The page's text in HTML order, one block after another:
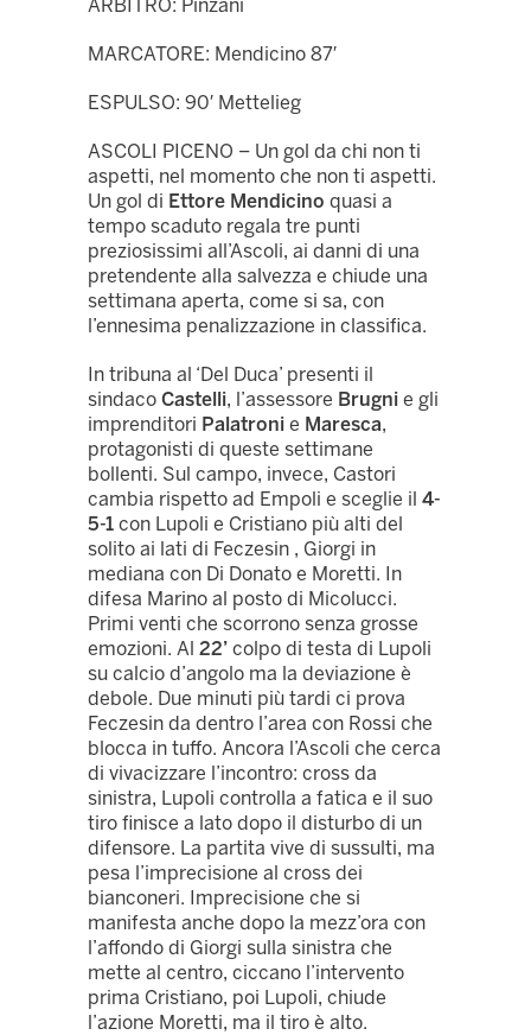
ARBITRO: Pinzani
MARCATORE: Mendicino 87′
ESPULSO: 90′ Mettelieg
ASCOLI PICENO – Un gol da chi non ti
aspetti, nel momento che non ti aspetti.
Un gol di Ettore Mendicino quasi a
tempo scaduto regala tre punti
preziosissimi all’Ascoli, ai danni di una
pretendente alla salvezza e chiude una
settimana aperta, come si sa, con
l’ennesima penalizzazione in classifica.
In tribuna al ‘Del Duca’ presenti il
sindaco Castelli, l’assessore Brugni e gli
imprenditori Palatroni e Maresca,
protagonisti di queste settimane
bollenti. Sul campo, invece, Castori
cambia rispetto ad Empoli e sceglie il 4-
5-1 con Lupoli e Cristiano più alti del
solito ai lati di Feczesin , Giorgi in
mediana con Di Donato e Moretti. In
difesa Marino al posto di Micolucci.
Primi venti che scorrono senza grosse
emozioni. Al 22’ colpo di testa di Lupoli
su calcio d’angolo ma la deviazione è
debole. Due minuti più tardi ci prova
Feczesin da dentro l’area con Rossi che
blocca in tuffo. Ancora l’Ascoli che cerca
di vivacizzare l’incontro: cross da
sinistra, Lupoli controlla a fatica e il suo
tiro finisce a lato dopo il disturbo di un
difensore. La partita vive di sussulti, ma
pesa l’imprecisione al cross dei
bianconeri. Imprecisione che si
manifesta anche dopo la mezz’ora con
l’affondo di Giorgi sulla sinistra che
mette al centro, ciccano l’intervento
prima Cristiano, poi Lupoli, chiude
l’azione Moretti, ma il tiro è alto.